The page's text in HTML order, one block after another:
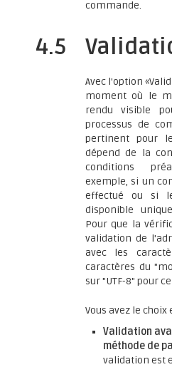
commande.
4.5
Avec l'option
moment où le
rendu visible
processus de
pertinent pour
dépend de la
conditions
exemple, si un
effectué ou si
disponible
Pour que la
validation de
avec les
caractères du
sur "UTF-8" pour
Vous avez le
Validation
méthode de
validation est